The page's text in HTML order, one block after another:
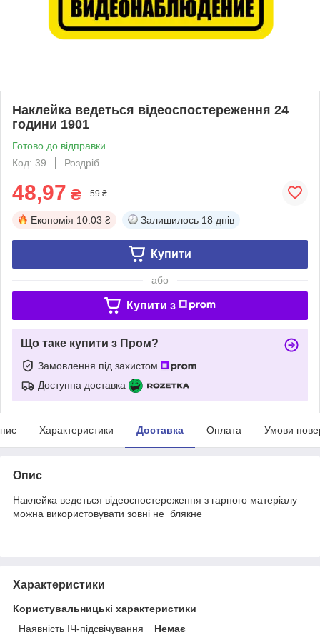
Наклейка ведеться відеоспостереження 24
години 1901
Готово до відправки
Код: 39
Роздріб
48,97 ₴ 59 ₴
Економія 10.03 ₴ Залишилось 18 днів
Купити
або
Купити з
Що таке купити з Пром?
Замовлення під захистом
Доступна доставка
Характеристики Доставка Оплата Умови
Опис
Наклейка ведеться відеоспостереження з гарного матеріалу
можна використовувати зовні не блякне
Характеристики
Користувальницькі характеристики
Наявність ІЧ-підсвічування
Немає